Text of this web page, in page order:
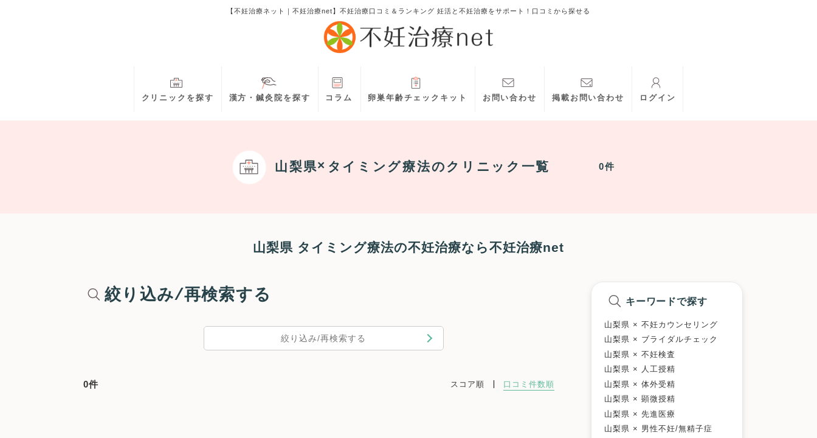
【不妊治療ネット｜不妊治療net】不妊治療口コミ＆ランキング 妊活と不妊治療をサポート！口コミから探せる
クリニックを探す 漢方・鍼灸院を探す コラム 卵巣年齢チェックキット お問い合わせ 掲載お問い合わせ ログイン
山梨県 タイミング療法のクリニック一覧 0件
山梨県 タイミング療法の不妊治療なら不妊治療net
絞り込み/再検索する
絞り込み/再検索する
0件 スコア順 口コミ件数順
キーワードで探す
山梨県 × 不妊カウンセリング
山梨県 × ブライダルチェック
山梨県 × 不妊検査
山梨県 × 人工授精
山梨県 × 体外受精
山梨県 × 顕微授精
山梨県 × 先進医療
山梨県 × 男性不妊/無精子症